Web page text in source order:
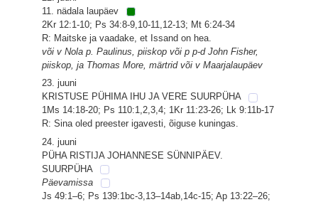
11. nädala laupäev
2Kr 12:1-10; Ps 34:8-9,10-11,12-13; Mt 6:24-34
R: Maitske ja vaadake, et Issand on hea.
või v Nola p. Paulinus, piiskop või p p-d John Fisher,
piiskop, ja Thomas More, märtrid või v Maarjalaupäev
23. juuni
KRISTUSE PÜHIMA IHU JA VERE SUURPÜHA
1Ms 14:18-20; Ps 110:1,2,3,4; 1Kr 11:23-26; Lk 9:11b-17
R: Sina oled preester igavesti, õiguse kuningas.
24. juuni
PÜHA RISTIJA JOHANNESE SÜNNIPÄEV.
SUURPÜHA
Päevamissa
Js 49:1–6; Ps 139:1bc-3,13–14ab,14c-15; Ap 13:22–26;